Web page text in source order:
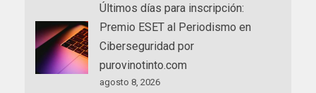
Últimos días para inscripción:
Premio ESET al Periodismo en
Ciberseguridad por
purovinotinto.com
agosto 8, 2026